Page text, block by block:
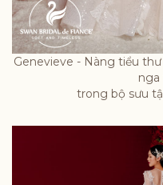
Genevieve - Nàng tiểu
trong bộ sưu